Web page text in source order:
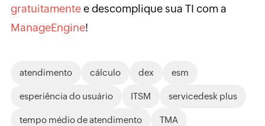
gratuitamentee descomplique sua TI com a
ManageEngine!
atendimento cálculo dex esm
esperiência do usuário ITSM servicedesk plus
tempo médio de atendimento TMA